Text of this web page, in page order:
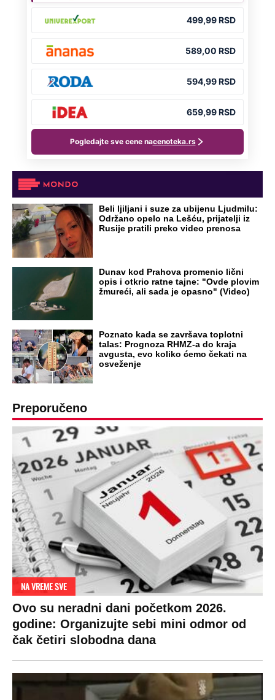
Beli ljiljani i suze za ubijenu Ljudmilu:
Održano opelo na Lešću, prijatelji iz
Rusije pratili preko video prenosa
Dunav kod Prahova promenio lični
opis i otkrio ratne tajne: "Ovde plovim
žmureći, ali sada je opasno" (Video)
Poznato kada se završava toplotni
talas: Prognoza RHMZ-a do kraja
avgusta, evo koliko ćemo čekati na
osveženje
Preporučeno
NA VREME SVE
Ovo su neradni dani početkom 2026.
godine: Organizujte sebi mini odmor od
čak četiri slobodna dana